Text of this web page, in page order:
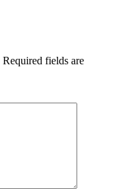
Required fields are